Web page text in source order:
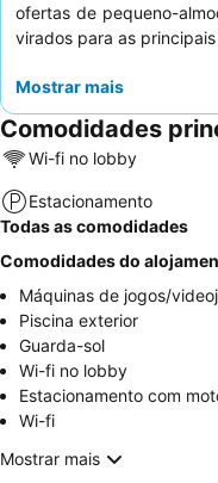
ofertas de pequeno-
virados para as
Mostrar mais
Comodidades
Wi-fi no lobby
Estacionamento
Todas as comodidades
Comodidades do
Máquinas de jogos/
Piscina exterior
Guarda-sol
Wi-fi no lobby
Estacionamento com
Wi-fi
Mostrar mais